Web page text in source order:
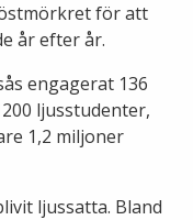
för att
år efter år.
engagerat 136
ljusstudenter,
1,2 miljoner
ljussatta. Bland